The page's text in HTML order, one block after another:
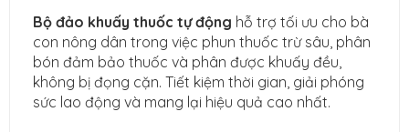
Bộ đảo khuấy thuốc tự động hỗ trợ tối ưu cho bà
con nông dân trong việc phun thuốc trừ sâu, phân
bón đảm bảo thuốc và phân được khuấy đều,
không bị đọng cặn. Tiết kiệm thời gian, giải phóng
sức lao động và mang lại hiệu quả cao nhất.